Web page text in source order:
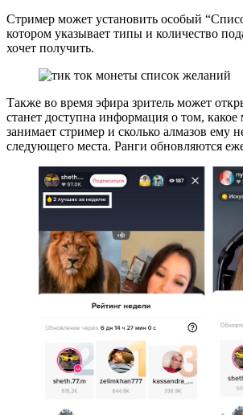
Стример может установить особый
котором указывает типы и количество
хочет получить.
Также во время эфира зритель может
станет доступна информация о том, какое
занимает стример и сколько алмазов ему
следующего места. Ранги обновляются